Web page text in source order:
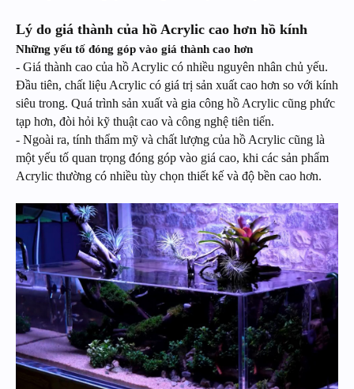
Lý do giá thành của hồ Acrylic cao hơn hồ kính
Những yếu tố đóng góp vào giá thành cao hơn
- Giá thành cao của hồ Acrylic có nhiều nguyên nhân chủ yếu.
Đầu tiên, chất liệu Acrylic có giá trị sản xuất cao hơn so với kính
siêu trong. Quá trình sản xuất và gia công hồ Acrylic cũng phức
tạp hơn, đòi hỏi kỹ thuật cao và công nghệ tiên tiến.
- Ngoài ra, tính thẩm mỹ và chất lượng của hồ Acrylic cũng là
một yếu tố quan trọng đóng góp vào giá cao, khi các sản phẩm
Acrylic thường có nhiều tùy chọn thiết kế và độ bền cao hơn.